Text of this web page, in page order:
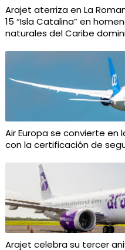
Arajet aterriza en La
15 “Isla Catalina” en
naturales del Caribe
Air Europa se convierte
con la certificación de
Arajet celebra su tercer